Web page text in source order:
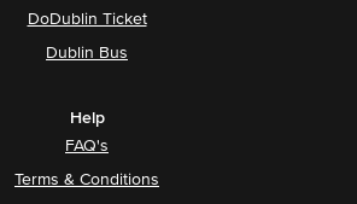
DoDublin Ticket
Dublin Bus
Help
FAQ's
Terms & Conditions